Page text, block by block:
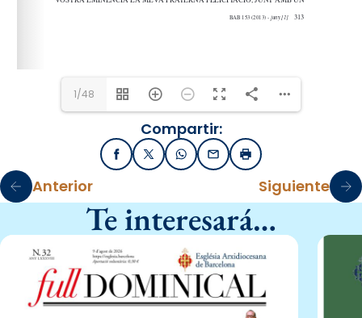
1/48
Compartir:
FacebookX / TwitterWhatsApp
EmailImprimir
Anterior Siguiente
Te interesará…